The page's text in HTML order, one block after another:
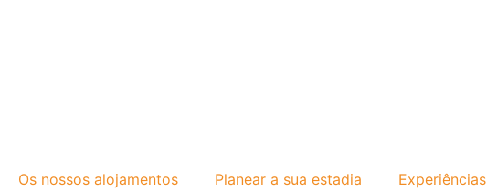
Os nossos alojamentos Planear a sua estadia Experiências